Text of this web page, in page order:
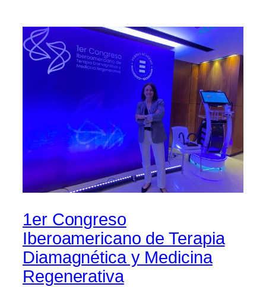
1er Congreso
Iberoamericano de Terapia
Diamagnética y Medicina
Regenerativa